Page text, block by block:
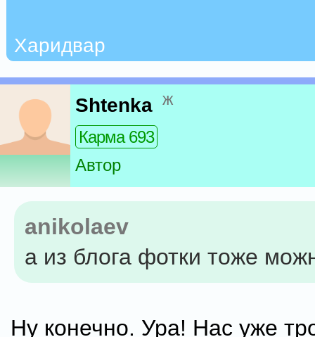
Харидвар
Shtenka ж
Карма 693
Автор
anikolaev
а из блога фотки тоже
Ну конечно. Ура! Нас уже